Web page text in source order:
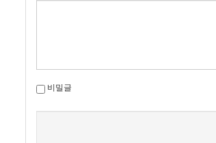
비밀글